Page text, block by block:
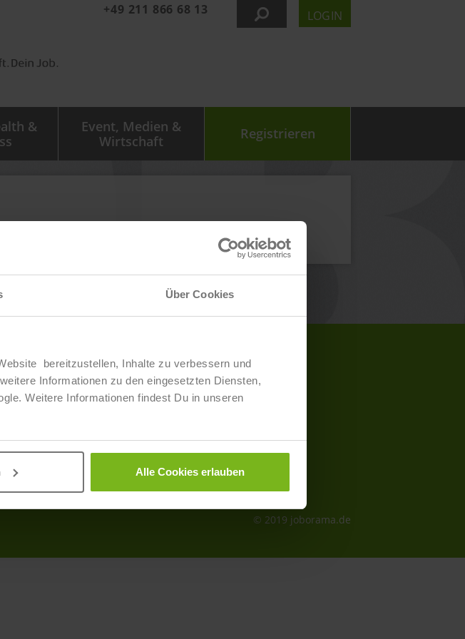
Über Cookies
bereitzustellen, Inhalte zu verbessern und
Informationen zu den eingesetzten Diensten,
Weitere Informationen findest Du in unseren
Alle Cookies erlauben
+49 211 866 68 13 LOGIN
&
Event, Medien &
Wirtschaft
Registrieren
Info
Produkt- und Preisliste
Datenschutz
Impressum
© 2019 joborama.de